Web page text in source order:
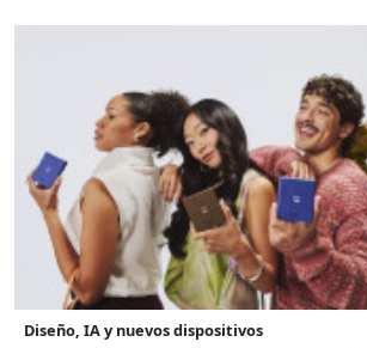
Diseño, IA y nuevos dispositivos